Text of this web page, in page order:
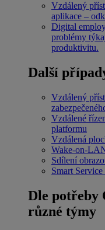
Vzdálený
aplikace –
Digital
problémy
produktivitu.
Další
Vzdálený
Vzdálené
platformu
Vzdálená
Wake-on-
Sdílení
Smart Service
Dle potřeby
různé týmy